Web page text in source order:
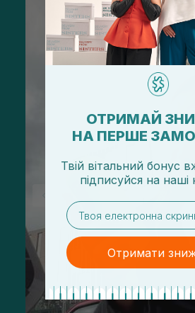
ОТРИМАЙ
НА ПЕРШЕ
Твій вітальний бонус
підписуйся на наші
email
Отримати